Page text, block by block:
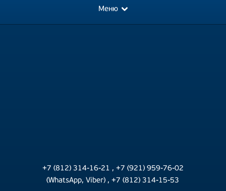
Меню
+7 (812) 314-16-21 , +7 (921) 959-76-02
(WhatsApp, Viber) ,+7 (812) 314-15-53